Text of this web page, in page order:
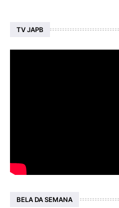
TV JAPB
BELA DA SEMANA